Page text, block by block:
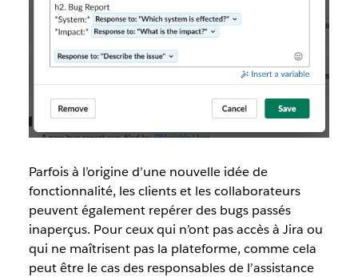
Parfois à l’origine d’une nouvelle idée de
fonctionnalité, les clients et les collaborateurs
peuvent également repérer des bugs passés
inaperçus. Pour ceux qui n’ont pas accès à Jira ou
qui ne maîtrisent pas la plateforme, comme cela
peut être le cas des responsables de l’assistance